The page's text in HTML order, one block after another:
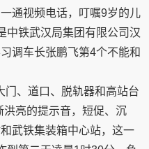
通视频电话，叮嘱9岁的儿
中铁武汉局集团有限公司汉
调车长张鹏飞第4个不能和
门、道口、脱轨器和高站台
洪亮的提示音，短促、沉
武铁集装箱中心站，这一